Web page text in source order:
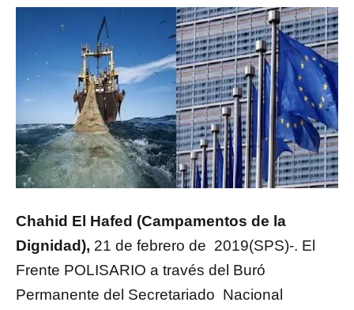
Chahid El Hafed (Campamentos de la
Dignidad), 21 de febrero de 2019(SPS)-. El
Frente POLISARIO a través del Buró
Permanente del Secretariado Nacional